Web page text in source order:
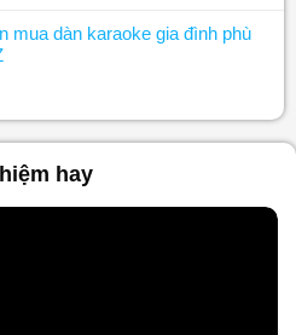
mua dàn karaoke gia đình phù
hay